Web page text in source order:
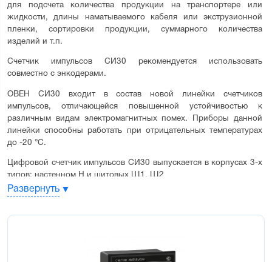
для подсчета количества продукции на транспортере или
жидкости, длины наматываемого кабеля или экструзионной
пленки, сортировки продукции, суммарного количества
изделий и т.п.
Счетчик импульсов СИ30 рекомендуется использовать
совместно с энкодерами.
ОВЕН СИ30 входит в состав новой линейки счетчиков
импульсов, отличающейся повышенной устойчивостью к
различным видам электромагнитных помех. Приборы данной
линейки способны работать при отрицательных температурах
до -20 °С.
Цифровой счетчик импульсов СИ30 выпускается в корпусах 3-х
типов: настенном Н и щитовых Щ1, Щ2
Основные функциональные возможности
счетчика СИ30:
поступающих от подключенных к прибору датчиков
Развернуть